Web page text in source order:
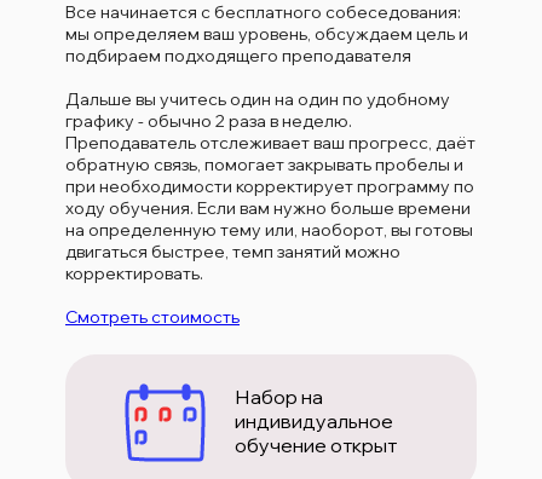
Все начинается с бесплатного собеседования:
мы определяем ваш уровень, обсуждаем цель и
подбираем подходящего преподавателя
Дальше вы учитесь один на один по удобному
графику - обычно 2 раза в неделю.
Преподаватель отслеживает ваш прогресс, даёт
обратную связь, помогает закрывать пробелы и
при необходимости корректирует программу по
ходу обучения. Если вам нужно больше времени
на определенную тему или, наоборот, вы готовы
двигаться быстрее, темп занятий можно
корректировать.
Смотреть стоимость
Набор на
индивидуальное
обучение открыт